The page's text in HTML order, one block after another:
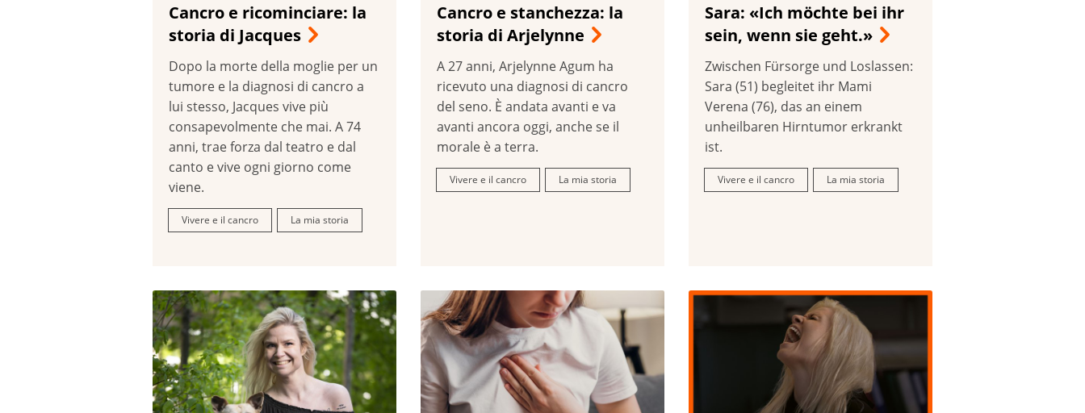
Cancro e ricominciare: la
storia di Jacques
Dopo la morte della moglie per un
tumore e la diagnosi di cancro a
lui stesso, Jacques vive più
consapevolmente che mai. A 74
anni, trae forza dal teatro e dal
canto e vive ogni giorno come
viene.
Vivere e il cancro La mia storia
Cancro e stanchezza: la
storia di Arjelynne
A 27 anni, Arjelynne Agum ha
ricevuto una diagnosi di cancro
del seno. È andata avanti e va
avanti ancora oggi, anche se il
morale è a terra.
Vivere e il cancro La mia storia
Sara: «Ich möchte bei ihr
sein, wenn sie geht.»
Zwischen Fürsorge und Loslassen:
Sara (51) begleitet ihr Mami
Verena (76), das an einem
unheilbaren Hirntumor erkrankt
ist.
Vivere e il cancro La mia storia